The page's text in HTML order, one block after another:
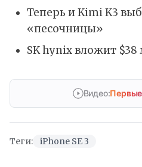
Теперь и Kimi K3
«песочницы»
SK hynix вложит
Видео:
Теги: iPhone SE 3